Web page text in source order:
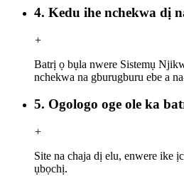
4. Kedu ihe nchekwa dị
+
Batrị ọ bụla nwere Sistemụ
nchekwa na gburugburu ebe a
5. Ogologo oge ole ka
+
Site na chaja dị elu, enwere ike
ụbọchị.